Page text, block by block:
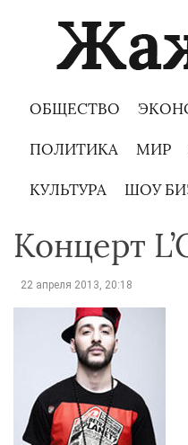
ОБЩЕСТВО
ПОЛИТИКА МИР
КУЛЬТУРА ШОУ
Концерт
22 апреля 2013, 20:18